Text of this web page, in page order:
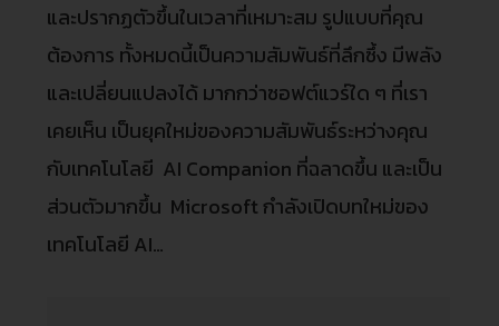
และปรากฏตัวขึ้นในเวลาที่เหมาะสม รูปแบบที่คุณ
ต้องการ ทั้งหมดนี้เป็นความสัมพันธ์ที่ลึกซึ้ง มีพลัง
และเปลี่ยนแปลงได้ มากกว่าซอฟต์แวร์ใด ๆ ที่เรา
เคยเห็น เป็นยุคใหม่ของความสัมพันธ์ระหว่างคุณ
กับเทคโนโลยี AI Companion ที่ฉลาดขึ้น และเป็น
ส่วนตัวมากขึ้น Microsoft กำลังเปิดบทใหม่ของ
เทคโนโลยี AI…